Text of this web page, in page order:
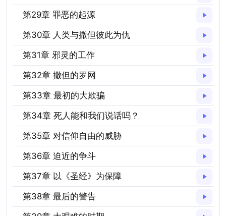
第29章 罪恶的起源
第30章 人类与撒但彼此为仇
第31章 邪灵的工作
第32章 撒但的罗网
第33章 最初的大欺骗
第34章 死人能和我们说话吗？
第35章 对信仰自由的威胁
第36章 迫近的争斗
第37章 以《圣经》为保障
第38章 最后的警告